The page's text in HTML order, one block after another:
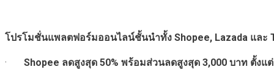
โปรโมชั่นแพลตฟอร์มออนไลน์ชั้นนำทั้ง Shopee, Lazada และ
· Shopee ลดสูงสุด 50% พร้อมส่วนลดสูงสุด 3,000 บาท ตั้งแ